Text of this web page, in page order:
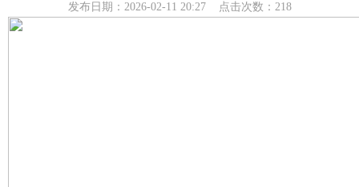
发布日期：2026-02-11 20:27 点击次数：218